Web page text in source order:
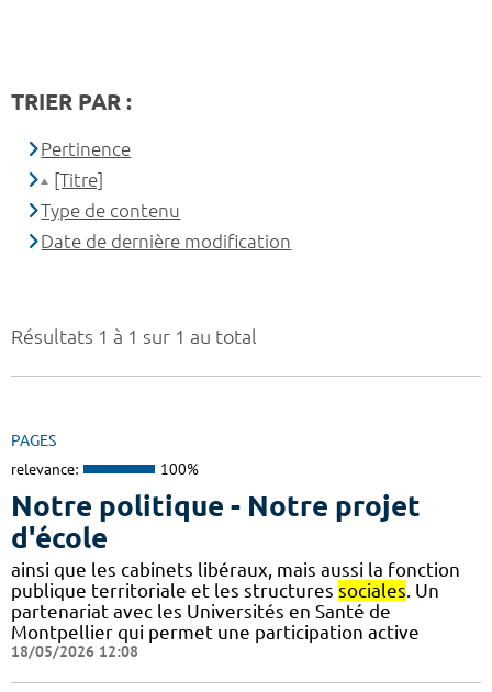
Résultats 1 à 1 sur 1 au total
PAGES
relevance: 100%
Notre politique - Notre projet
d'école
ainsi que les cabinets libéraux, mais aussi la fonction
publique territoriale et les structures sociales . Un
partenariat avec les Universités en Santé de
Montpellier qui permet une participation active
18/05/2026 12:08
TRIER PAR :
Pertinence
[Titre]
Type de contenu
Date de dernière modification